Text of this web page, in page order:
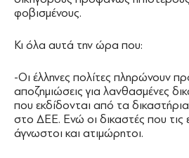
φοβισμένους.
Κι όλα αυτά την ώρα που:
-Οι έλληνες πολίτες πληρώνουν
αποζημιώσεις για λανθασμένες
που εκδίδονται από τα
στο ΔΕΕ. Ενώ οι δικαστές που τις
άγνωστοι και ατιμώρητοι.